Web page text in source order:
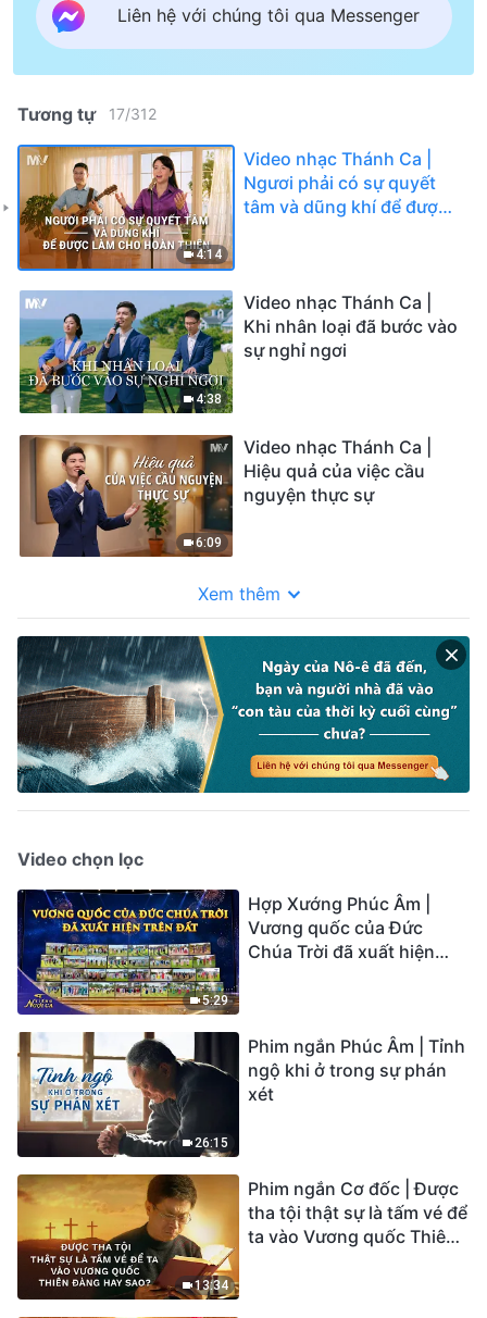
Liên hệ với chúng tôi qua Messenger
Tương tự 17/312
4:14
Video nhạc Thánh Ca |
Ngươi phải có sự quyết
tâm và dũng khí để được
4:38
Video nhạc Thánh Ca |
Khi nhân loại đã bước vào
sự nghỉ ngơi
6:09
Video nhạc Thánh Ca |
Hiệu quả của việc cầu
nguyện thực sự
Xem thêm
Video chọn lọc
5:29
Hợp Xướng Phúc Âm |
Vương quốc của Đức
Chúa Trời đã xuất hiện
26:15
Phim ngắn Phúc Âm | Tỉnh
ngộ khi ở trong sự phán
xét
13:34
Phim ngắn Cơ đốc | Được
tha tội thật sự là tấm vé để
ta vào Vương quốc Thiên